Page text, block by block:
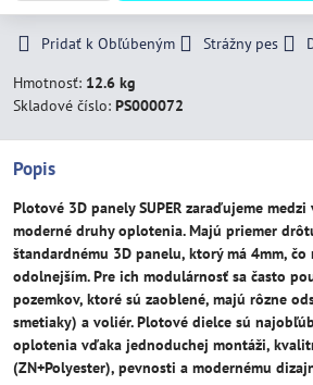
Pridať k Obľúbeným Strážny pes
Hmotnosť: 12.6 kg
Skladové číslo: PS000072
Popis
Plotové 3D panely SUPER zaraďujeme
moderné druhy oplotenia. Majú priemer
štandardnému 3D panelu, ktorý má 4mm,
odolnejším. Pre ich modulárnosť sa často
pozemkov, ktoré sú zaoblené, majú rôzne
smetiaky) a voliér. Plotové dielce sú
oplotenia vďaka jednoduchej montáži,
(ZN+Polyester), pevnosti a modernému